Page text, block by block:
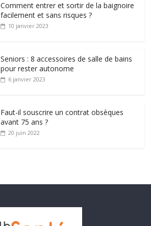
Comment entrer et sortir de la baignoire
facilement et sans risques ?
10 janvier 2023
Seniors : 8 accessoires de salle de bains
pour rester autonome
6 janvier 2023
Faut-il souscrire un contrat obsèques
avant 75 ans ?
20 juin 2022